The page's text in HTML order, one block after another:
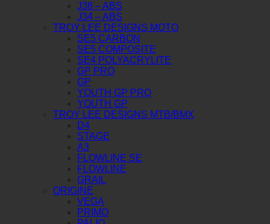
J38 – ABS
J34 – ABS
TROY LEE DESIGNS MOTO
SE5 CARBON
SE5 COMPOSITE
SE4 POLYACRYLITE
GP PRO
GP
YOUTH GP PRO
YOUTH GP
TROY LEE DESIGNS MTB/BMX
D4
STAGE
A3
FLOWLINE SE
FLOWLINE
GRAIL
ORIGINE
VEGA
PRIMO